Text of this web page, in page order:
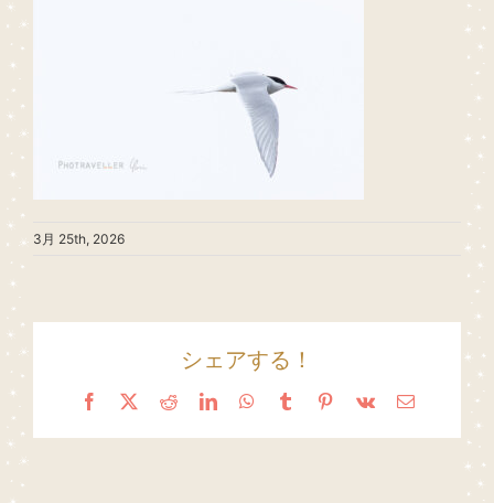
3月 25th, 2026
シェアする！
Facebook
X RedditLinkedInWhatsApp
TumblrPinterest
Vk Email